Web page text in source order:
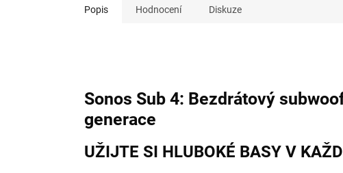
Popis Hodnocení Diskuze
Sonos Sub 4: Bezdrátový
generace
UŽIJTE SI HLUBOKÉ BASY V